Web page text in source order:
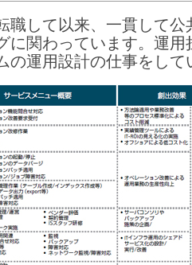
して以来、一貫して公
に関わっています。運用
の運用設計の仕事をして